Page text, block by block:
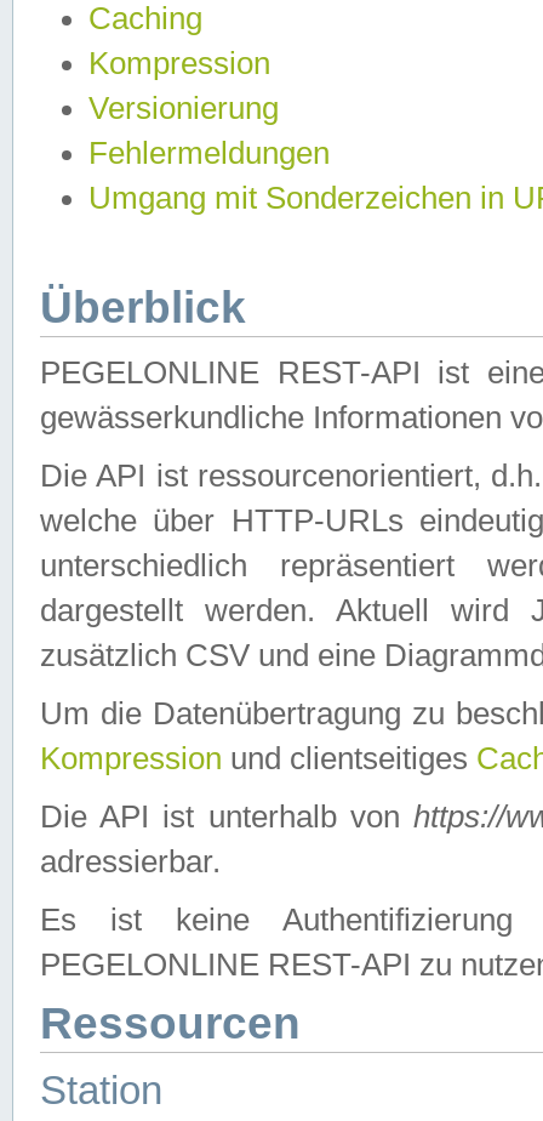
Caching
Kompression
Versionierung
Fehlermeldungen
Umgang mit Sonderzeichen in
Überblick
PEGELONLINE REST-API ist
gewässerkundliche Informationen
Die API ist ressourcenorientiert,
welche über HTTP-URLs
unterschiedlich repräsentiert
dargestellt werden. Aktuell wird
zusätzlich CSV und eine
Um die Datenübertragung zu
Kompression und clientseitiges
Die API ist unterhalb von https://
adressierbar.
Es ist keine
PEGELONLINE REST-API zu
Ressourcen
Station